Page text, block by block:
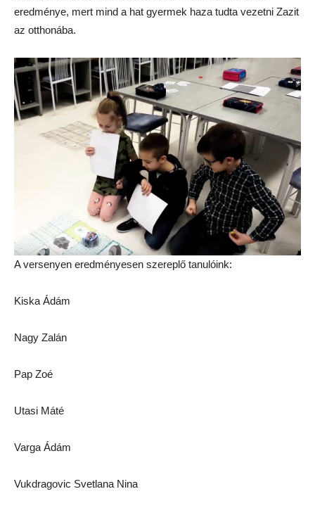
eredménye, mert mind a hat gyermek haza tudta vezetni Zazit
az otthonába.
A versenyen eredményesen szereplő tanulóink:
Kiska Ádám
Nagy Zalán
Pap Zoé
Utasi Máté
Varga Ádám
Vukdragovic Svetlana Nina